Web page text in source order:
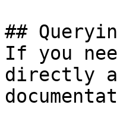
##
If you
directly